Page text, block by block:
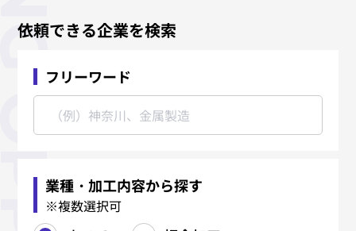
依頼できる企業を検索
フリーワード
業種・加工内容から探す
※複数選択可